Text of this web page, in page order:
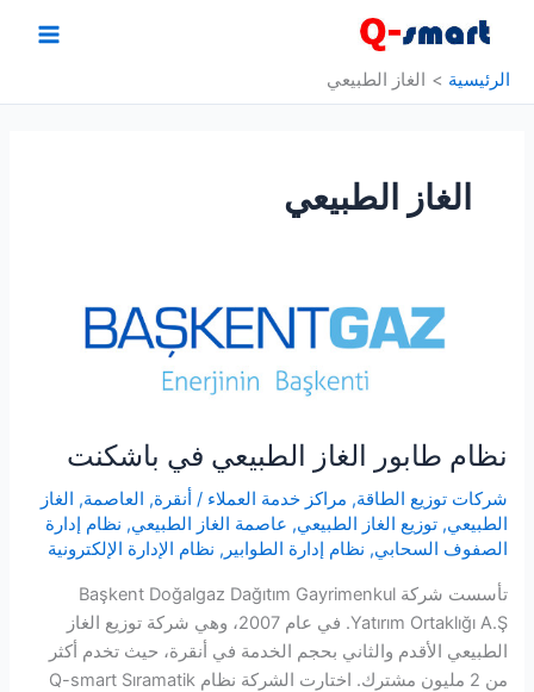
المحتوىالرئيسية الغاز الطبيعي
الغاز الطبيعي
نظام طابور الغاز الطبيعي في باشكنت
شركات توزيع الطاقة, مراكز خدمة العملاء / أنقرة, العاصمة, الغاز
الطبيعي,توزيع الغاز الطبيعي, عاصمة الغاز الطبيعي, نظام إدارة
الصفوف السحابي, نظام إدارة الطوابير , نظام الإدارة الإلكترونية
تأسست شركة Başkent Doğalgaz Dağıtım Gayrimenkul
Yatırım Ortaklığı A.Ş. في عام 2007، وهي شركة توزيع الغاز
الطبيعي الأقدم والثاني بحجم الخدمة في أنقرة، حيث تخدم أكثر
من 2 مليون مشترك. اختارت الشركة نظام Q-smart Sıramatik